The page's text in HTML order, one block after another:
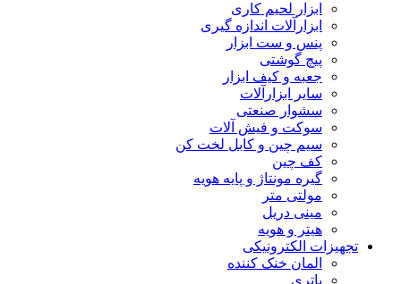
ابزار لحیم کاری
ابزارآلات اندازه گیری
پنس و ست ابزار
پیچ گوشتی
جعبه و کیف ابزار
سایر ابزارآلات
سشوار صنعتی
سوکت و فیش آلات
سیم چین و کابل لخت کن
کف چین
گیره مونتاژ و پایه هویه
مولتی متر
مینی دریل
هیتر و هویه
تجهیزات الکترونیکی
المان خنک کننده
باتری